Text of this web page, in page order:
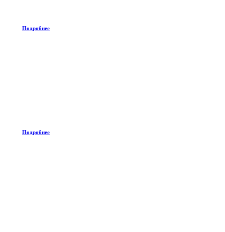
Подробнее
Подробнее